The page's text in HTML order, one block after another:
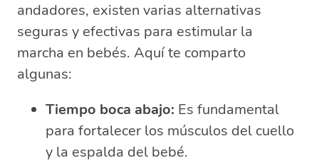
andadores, existen varias alternativas
seguras y efectivas para estimular la
marcha en bebés. Aquí te comparto
algunas:
Tiempo boca abajo: Es fundamental
para fortalecer los músculos del cuello
y la espalda del bebé.